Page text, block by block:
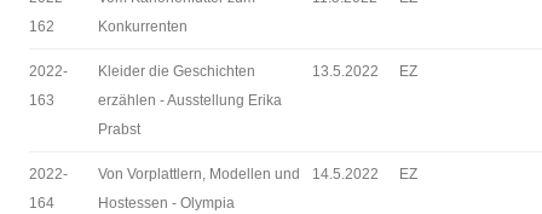
162
Konkurrenten
2022-
163
Kleider die Geschichten
erzählen - Ausstellung Erika
Prabst
13.5.2022 EZ
2022-
164
Von Vorplattlern, Modellen und
Hostessen - Olympia
14.5.2022 EZ